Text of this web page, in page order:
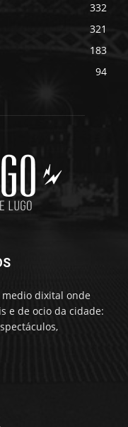
332
321
183
94
medio dixital onde
e de ocio da cidade: